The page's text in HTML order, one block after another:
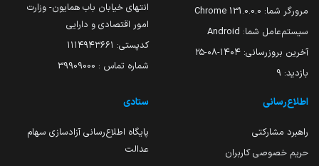
مرورگر شما: 131.0.0.0 Chrome
سیستم‌عامل شما: Android
آخرین بروزرسانی: ۱۴۰۴-۰۸-۲۵
بازدید: 9
انتهای خیابان باب همایون- وزارت
امور اقتصادی و دارایی
کدپستی: ۱۱۱۴۹۴۳۶۶۱
شماره تماس : 39909000
اطلاع‌رسانی
راهبرد مشارکتی
حریم خصوصی کاربران
ستادی
پایگاه اطلاع‌رسانی آزادسازی سهام
عدالت